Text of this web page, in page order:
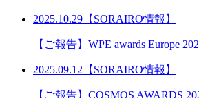
2025.10.29【SORAIRO情報】
【ご報告】WPE awards Europe
2025.09.12【SORAIRO情報】
【ご報告】COSMOS AWARDS